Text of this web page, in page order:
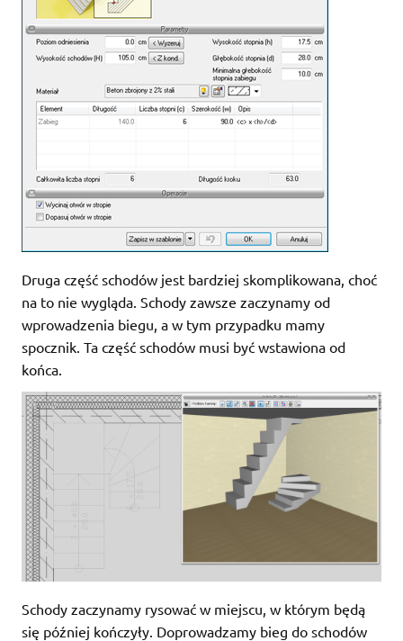
Druga część schodów jest bardziej skomplikowana, choć
na to nie wygląda. Schody zawsze zaczynamy od
wprowadzenia biegu, a w tym przypadku mamy
spocznik. Ta część schodów musi być wstawiona od
końca.
Schody zaczynamy rysować w miejscu, w którym będą
się później kończyły. Doprowadzamy bieg do schodów